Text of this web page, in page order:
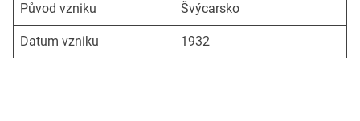
Původ vzniku Švýcarsko
Datum vzniku 1932